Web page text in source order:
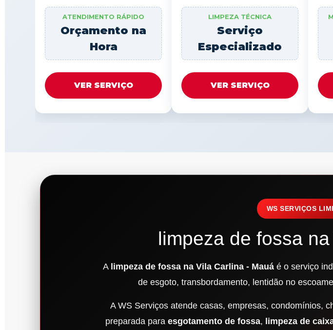
ATENDIMENTO RÁPIDO
Orçamento na
Hora
VER SERVIÇO
LIMPEZA TÉCNICA
Serviço
Especializado
VER SERVIÇO
WS SERVIÇOS
limpeza de fossa
A limpeza de fossa na Vila Carlina - Mauáé o serviço
de esgoto, transbordamento, lentidão no
A WS Serviços atende casas, empresas, condomínios,
preparada para esgotamento de fossa, limpeza de